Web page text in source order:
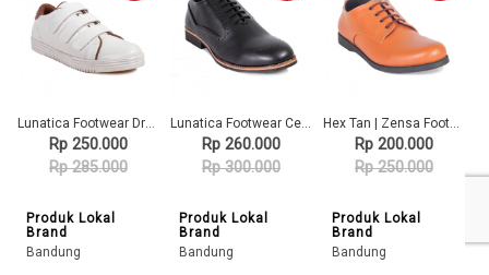
Lunatica Footwear Drake White | Sepatu Sneaker Pria Casual
Rp 250.000
Rp 285.000
Produk Lokal
Brand
Bandung
Lunatica Footwear Cerberus Black | Sepatu Formal Pria Pantofel
Rp 260.000
Rp 300.000
Produk Lokal
Brand
Bandung
Hex Tan | Zensa Footwear Sepatu Formal Pria Pantofel Shoes
Rp 200.000
Rp 250.000
Produk Lokal
Brand
Bandung